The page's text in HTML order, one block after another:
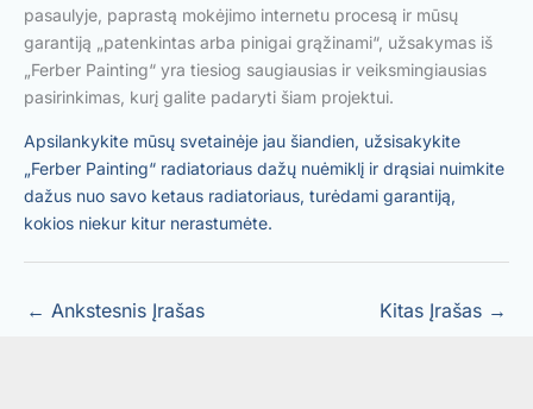
pasaulyje, paprastą mokėjimo internetu procesą ir mūsų
garantiją „patenkintas arba pinigai grąžinami“, užsakymas iš
„Ferber Painting“ yra tiesiog saugiausias ir veiksmingiausias
pasirinkimas, kurį galite padaryti šiam projektui.
Apsilankykite mūsų svetainėje jau šiandien, užsisakykite
„Ferber Painting“ radiatoriaus dažų nuėmiklį ir drąsiai nuimkite
dažus nuo savo ketaus radiatoriaus, turėdami garantiją,
kokios niekur kitur nerastumėte.
← Ankstesnis Įrašas Kitas Įrašas →